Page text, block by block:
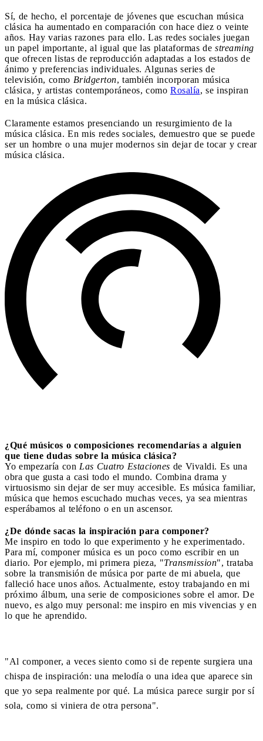
Sí, de hecho, el porcentaje de jóvenes que escuchan música
clásica ha aumentado en comparación con hace diez o veinte
años. Hay varias razones para ello. Las redes sociales juegan
un papel importante, al igual que las plataformas de streaming
que ofrecen listas de reproducción adaptadas a los estados de
ánimo y preferencias individuales. Algunas series de
televisión, como Bridgerton, también incorporan música
clásica, y artistas contemporáneos, como Rosalía, se inspiran
en la música clásica.
Claramente estamos presenciando un resurgimiento de la
música clásica. En mis redes sociales, demuestro que se puede
ser un hombre o una mujer modernos sin dejar de tocar y crear
música clásica.
¿Qué músicos o composiciones recomendarías a alguien
que tiene dudas sobre la música clásica?
Yo empezaría con Las Cuatro Estaciones de Vivaldi. Es una
obra que gusta a casi todo el mundo. Combina drama y
virtuosismo sin dejar de ser muy accesible. Es música familiar,
música que hemos escuchado muchas veces, ya sea mientras
esperábamos al teléfono o en un ascensor.
¿De dónde sacas la inspiración para componer?
Me inspiro en todo lo que experimento y he experimentado.
Para mí, componer música es un poco como escribir en un
diario. Por ejemplo, mi primera pieza, "Transmission", trataba
sobre la transmisión de música por parte de mi abuela, que
falleció hace unos años. Actualmente, estoy trabajando en mi
próximo álbum, una serie de composiciones sobre el amor. De
nuevo, es algo muy personal: me inspiro en mis vivencias y en
lo que he aprendido.
"Al componer, a veces siento como si de repente surgiera una
chispa de inspiración: una melodía o una idea que aparece sin
que yo sepa realmente por qué. La música parece surgir por sí
sola, como si viniera de otra persona".